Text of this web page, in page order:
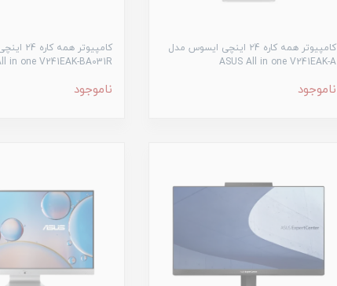
کامپیوتر همه کاره ۲4 اینچی ایسوس مدل
ASUS All in one V241EAK-A
ناموجود
کامپیوتر
in one V241EAK-BA031R
ناموجود